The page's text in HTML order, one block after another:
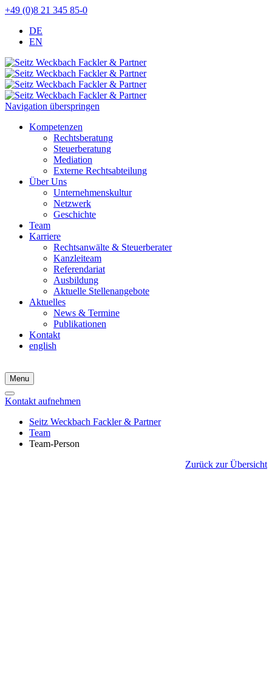
+49 (0)8 21 345 85-0
DE
EN
Navigation überspringen
Kompetenzen
Rechtsberatung
Steuerberatung
Mediation
Externe Rechtsabteilung
Über Uns
Unternehmenskultur
Netzwerk
Geschichte
Team
Karriere
Rechtsanwälte & Steuerberater
Kanzleiteam
Referendariat
Ausbildung
Aktuelle Stellenangebote
Aktuelles
News & Termine
Publikationen
Kontakt
english
Menu
Kontakt aufnehmen
Seitz Weckbach Fackler & Partner
Team
Team-Person
Zurück zur Übersicht